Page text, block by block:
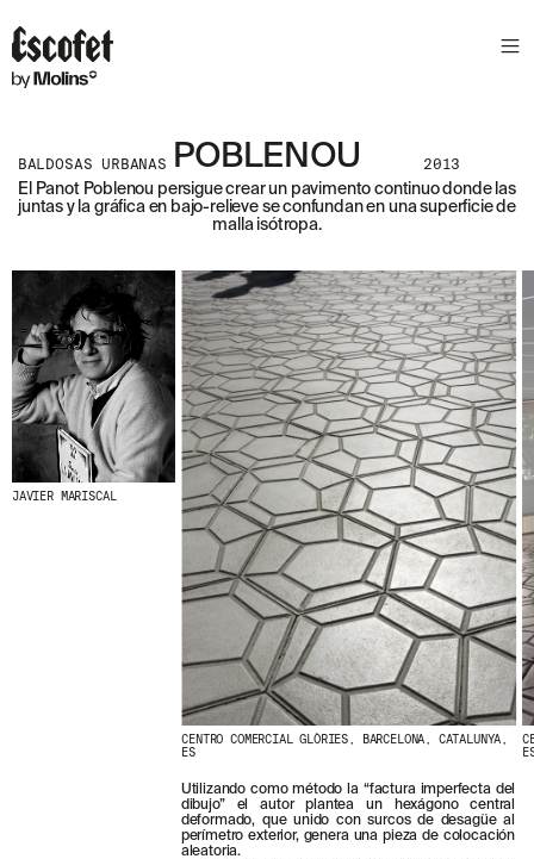
BALDOSAS URBANAS POBLENOU 2013
El Panot Poblenou persigue crear un pavimento continuo donde las
juntas y la gráfica en bajo-relieve se confundan en una superficie de
malla isótropa.
JAVIER MARISCAL
CENTRO COMERCIAL GLÒRIES, BARCELONA, CATALUNYA,
ES
Utilizando como método la “factura imperfecta del
dibujo” el autor plantea un hexágono central
deformado, que unido con surcos de desagüe al
perímetro exterior, genera una pieza de colocación
aleatoria.